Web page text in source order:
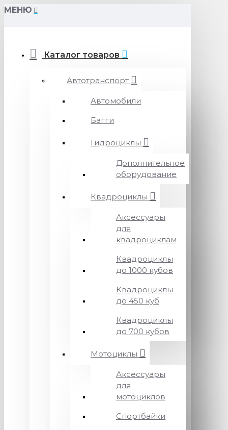
МЕНЮ
Каталог товаров
Автотранспорт
Автомобили
Багги
Гидроциклы
Дополнительное
оборудование
Квадроциклы
Аксессуары
для
квадроциклам
Квадроциклы
до 1000 кубов
Квадроциклы
до 450 куб
Квадроциклы
до 700 кубов
Мотоциклы
Аксессуары
для
мотоциклов
Спортбайки